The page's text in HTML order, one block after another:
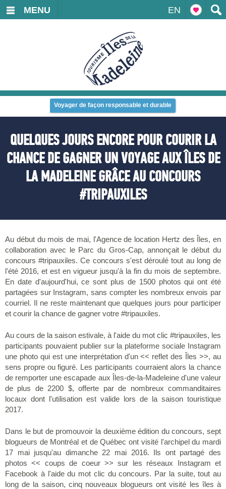
EN
MENU
Voyager de façon responsable et durable
QUELQUES JOURS ENCORE POUR COURIR LA
CHANCE DE GAGNER UN VOYAGE AUX ÎLES DE
LA MADELEINE GRÂCE AU CONCOURS
#TRIPAUXILES
Au début du mois de mai, l'Agence de location Hertz des Îles, en
collaboration avec le Parc du Gros-Cap, annonçait le début du
concours #tripauxiles. Ce concours s'est déroulé tout au long de
l'été 2016, et est en vigueur jusqu'à la fin du mois de septembre.
En date d'aujourd'hui, ce sont plus de 1500 photos qui ont été
partagées sur Instagram, sans compter les nombreux envois par
courriel. Il ne reste maintenant que quelques jours pour participer
et courir la chance de gagner votre #tripauxiles.
Au cours de la saison estivale, à l'aide du mot clic #tripauxiles, les
participants pouvaient publier sur la plateforme sociale Instagram
une photo qui est une interprétation d'un << reflet des Îles >>, au
sens propre ou figuré. Les participants courraient alors la chance
de remporter une escapade aux Îles-de-la-Madeleine d'une valeur
de plus de 2200 $, offerte par de nombreux commanditaires
locaux dont l'utilisation est valide lors de la saison touristique
2017.
Dans le but de promouvoir la deuxième édition du concours, sept
blogueurs de Montréal et de Québec ont visité l'archipel du mardi
17 mai jusqu'au dimanche 22 mai 2016. Ils ont partagé des
photos << coups de coeur >> sur les réseaux Instagram et
Facebook à l'aide du mot clic du concours. Par la suite, tout au
long de la saison, cinq nouveaux blogueurs ont visité les îles à